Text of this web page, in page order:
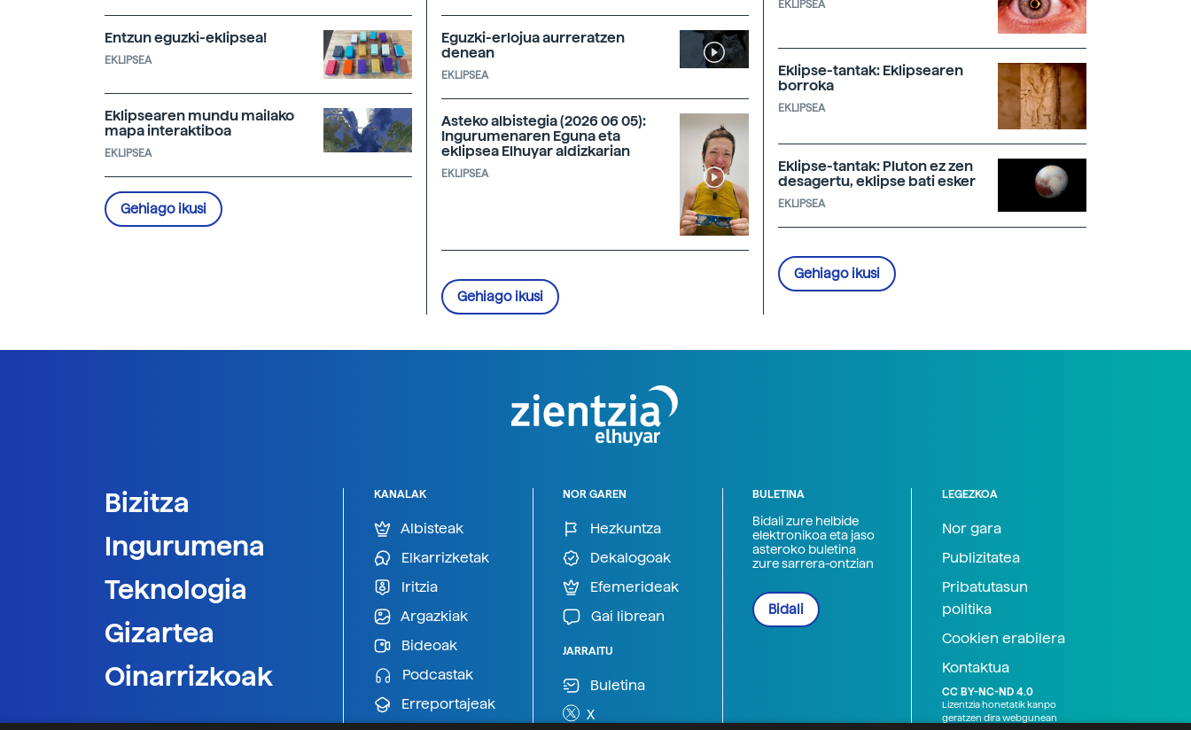
Entzun eguzki-eklipsea!
EKLIPSEA
Eklipsearen mundu mailako
mapa interaktiboa
EKLIPSEA
Gehiago ikusi
Eguzki-erlojua aurreratzen
denean
EKLIPSEA
Asteko albistegia (2026 06 05):
Ingurumenaren Eguna eta
eklipsea Elhuyar aldizkarian
EKLIPSEA
Gehiago ikusi
EKLIPSEA
Eklipse-tantak: Eklipsearen
borroka
EKLIPSEA
Eklipse-tantak: Pluton ez zen
desagertu, eklipse bati esker
EKLIPSEA
Gehiago ikusi
Bizitza
Ingurumena
Teknologia
Gizartea
Oinarrizkoak
KANALAK
Albisteak
Elkarrizketak
Iritzia
Argazkiak
Bideoak
Podcastak
Erreportajeak
NOR GAREN
Hezkuntza
Dekalogoak
Efemerideak
Gai librean
JARRAITU
Buletina
X
BULETINA
Bidali zure helbide
elektronikoa eta jaso
asteroko buletina
zure sarrera-ontzian
Bidali
LEGEZKOA
Nor gara
Publizitatea
Pribatutasun
politika
Cookien erabilera
Kontaktua
CC BY-NC-ND 4.0
Lizentzia honetatik kanpo
geratzen dira webgunean